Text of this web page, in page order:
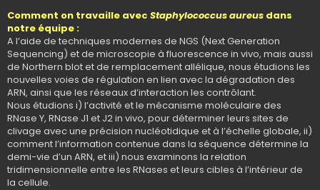
Comment on travaille avec Staphylococcus aureus dans
notre équipe :
A l’aide de techniques modernes de NGS (Next Generation
Sequencing) et de microscopie à fluorescence in vivo, mais aussi
de Northern blot et de remplacement allélique, nous étudions les
nouvelles voies de régulation en lien avec la dégradation des
ARN, ainsi que les réseaux d’interaction les contrôlant.
Nous étudions i) l’activité et le mécanisme moléculaire des
RNase Y, RNase J1 et J2 in vivo, pour déterminer leurs sites de
clivage avec une précision nucléotidique et à l’échelle globale, ii)
comment l’information contenue dans la séquence détermine la
demi-vie d’un ARN, et iii) nous examinons la relation
tridimensionnelle entre les RNases et leurs cibles à l’intérieur de
la cellule.